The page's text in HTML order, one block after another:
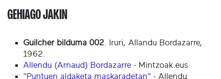
GEHIAGO JAKIN
Guilcher bilduma 002. Iruri, Allandu Bordazarre,
1962.
Allendu (Arnaud) Bordazarre - Mintzoak.eus
"Puntuen aldaketa maskaradetan" - Allendu